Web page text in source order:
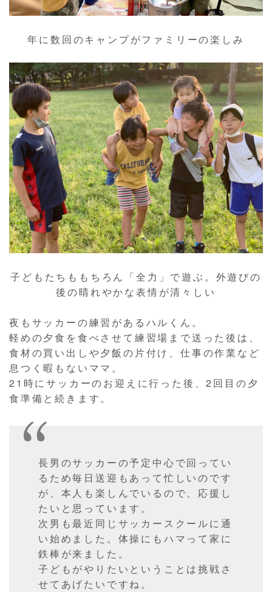
年に数回のキャンプがファミリーの楽しみ
子どもたちももちろん「全力」で遊ぶ。外遊びの
後の晴れやかな表情が清々しい
夜もサッカーの練習があるハルくん。
軽めの夕食を食べさせて練習場まで送った後は、
食材の買い出しや夕飯の片付け、仕事の作業など
息つく暇もないママ。
21時にサッカーのお迎えに行った後、2回目の夕
食準備と続きます。
長男のサッカーの予定中心で回ってい
るため毎日送迎もあって忙しいのです
が、本人も楽しんでいるので、応援し
たいと思っています。
次男も最近同じサッカースクールに通
い始めました。体操にもハマって家に
鉄棒が来ました。
子どもがやりたいということは挑戦さ
せてあげたいですね。